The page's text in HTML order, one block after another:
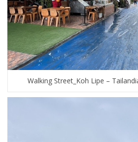
Walking Street_Koh Lipe –